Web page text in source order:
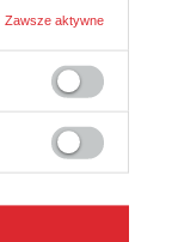
Zawsze aktywne